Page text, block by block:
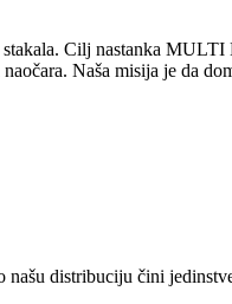
Cilj nastanka
Naša misija je da
našu distribuciju čini